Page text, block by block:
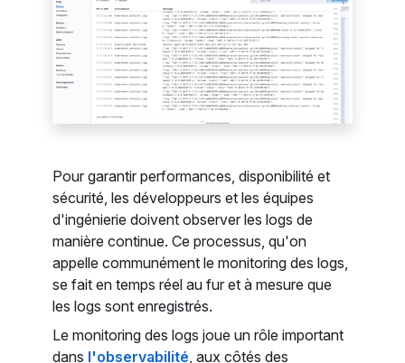
Pour garantir performances, disponibilité et
sécurité, les développeurs et les équipes
d'ingénierie doivent observer les logs de
manière continue. Ce processus, qu'on
appelle communément le monitoring des logs,
se fait en temps réel au fur et à mesure que
les logs sont enregistrés.
Le monitoring des logs joue un rôle important
dans l'observabilité, aux côtés des